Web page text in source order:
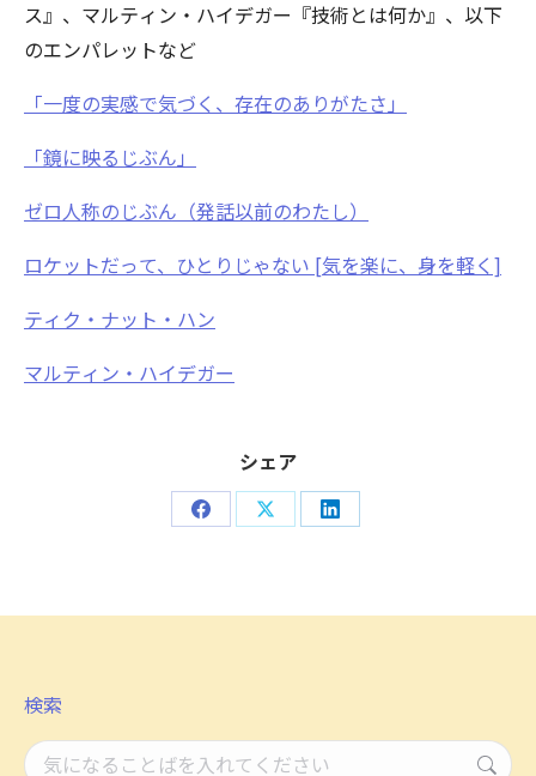
ス』、マルティン・ハイデガー『技術とは何か』、以下
のエンパレットなど
「一度の実感で気づく、存在のありがたさ」
「鏡に映るじぶん」
ゼロ人称のじぶん（発話以前のわたし）
ロケットだって、ひとりじゃない [気を楽に、身を軽く]
ティク・ナット・ハン
マルティン・ハイデガー
シェア
Share Share Share
検索
検